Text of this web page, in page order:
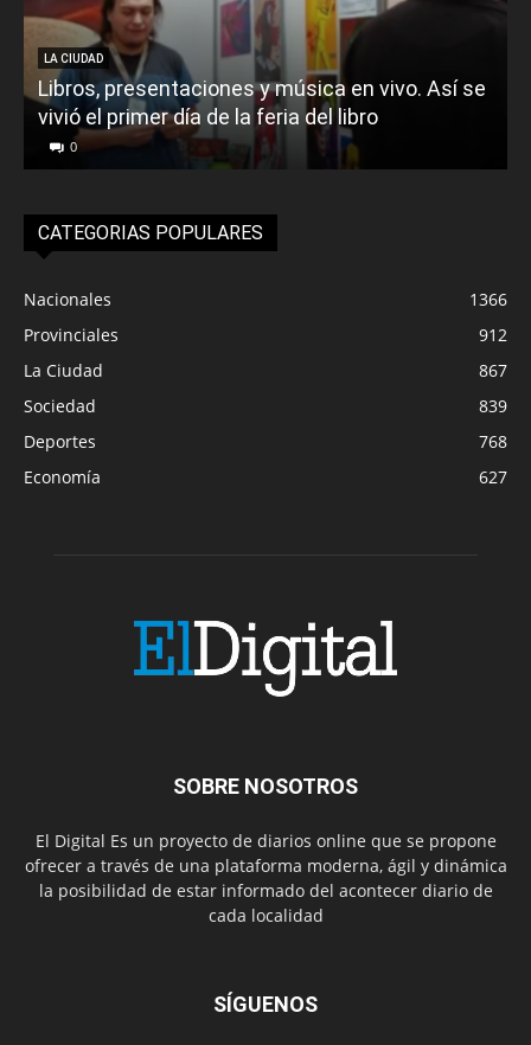
LA CIUDAD
Libros, presentaciones y música en vivo. Así se
vivió el primer día de la feria del libro
0
CATEGORIAS POPULARES
Nacionales
1366
Provinciales
912
La Ciudad
867
Sociedad
839
Deportes
768
Economía
627
SOBRE NOSOTROS
El Digital Es un proyecto de diarios online que se propone
ofrecer a través de una plataforma moderna, ágil y dinámica
la posibilidad de estar informado del acontecer diario de
cada localidad
SÍGUENOS